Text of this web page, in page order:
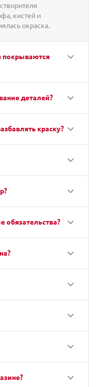
кистей и
окраска.
покрываются
деталей?
краску?
обязательства?